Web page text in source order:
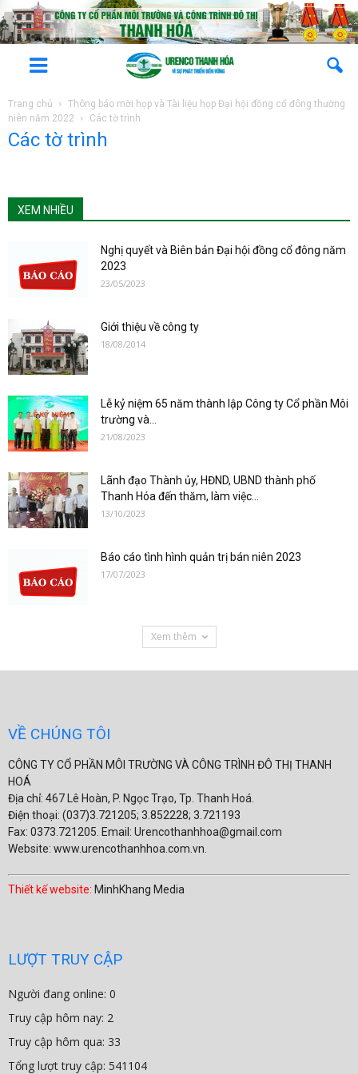
Trang chủ
Thông báo mời họp và Tài liệu họp Đại hội đồng cổ đông thường
niên năm 2022
Các tờ trình
Các tờ trình
XEM NHIỀU
Nghị quyết và Biên bản Đại hội đồng cổ đông năm
2023
23/05/2023
Giới thiệu về công ty
18/08/2014
Lễ kỷ niệm 65 năm thành lập Công ty Cổ phần Môi
trường và...
21/08/2023
Lãnh đạo Thành ủy, HĐND, UBND thành phố
Thanh Hóa đến thăm, làm việc...
13/10/2023
Báo cáo tình hình quản trị bán niên 2023
17/07/2023
Xem thêm
VỀ CHÚNG TÔI
CÔNG TY CỔ PHẦN MÔI TRƯỜNG VÀ CÔNG TRÌNH ĐÔ THỊ THANH
HOÁ
Địa chỉ: 467 Lê Hoàn, P. Ngọc Trạo, Tp. Thanh Hoá.
Điện thoại: (037)3.721205; 3.852228; 3.721193
Fax: 0373.721205. Email: Urencothanhhoa@gmail.com
Website: www.urencothanhhoa.com.vn.
Thiết kế website: MinhKhang Media
LƯỢT TRUY CẬP
Người đang online: 0
Truy cập hôm nay: 2
Truy cập hôm qua: 33
Tổng lượt truy cập: 541104